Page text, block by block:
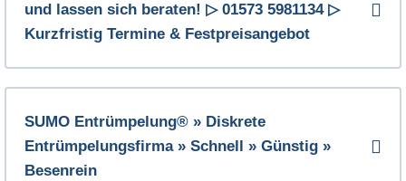
und lassen sich beraten! ▷ 01573 5981134 ▷
Kurzfristig Termine & Festpreisangebot
SUMO Entrümpelung® » Diskrete
Entrümpelungsfirma » Schnell » Günstig »
Besenrein